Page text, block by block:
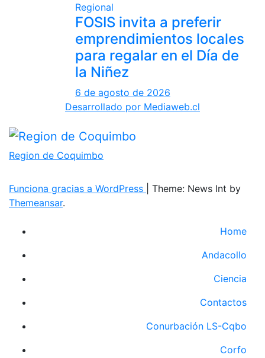
Regional
FOSIS invita a preferir
emprendimientos locales
para regalar en el Día de
la Niñez
6 de agosto de 2026
Desarrollado por Mediaweb.cl
Region de Coquimbo
Funciona gracias a WordPress
Theme: News Int by
Themeansar.
Home
Andacollo
Ciencia
Contactos
Conurbación LS-Cqbo
Corfo